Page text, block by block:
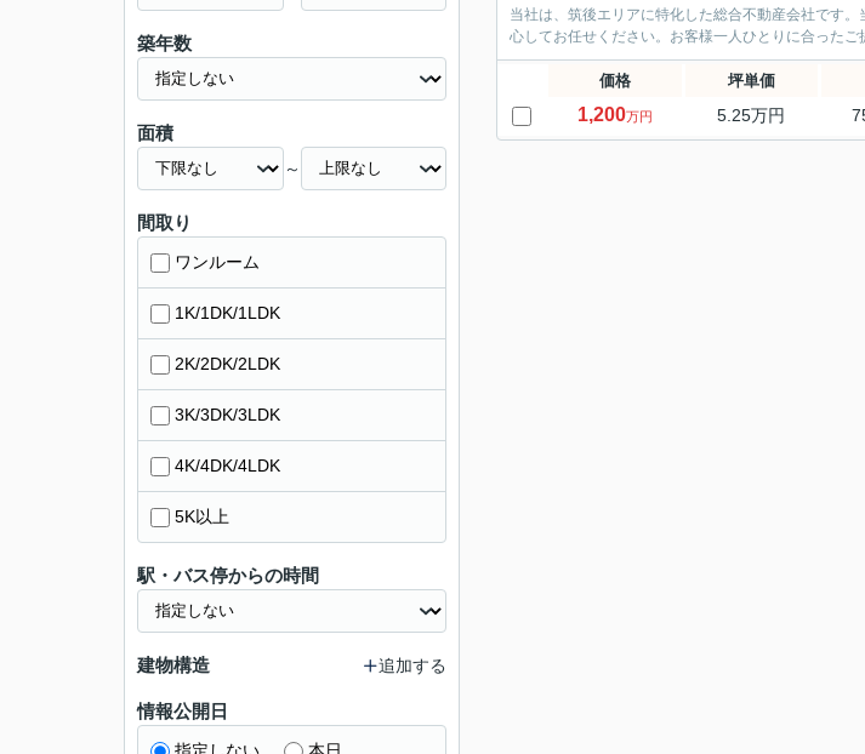
当社は、筑後エリアに特化した総合不動産会社です
心してお任せください。お客様一人ひとりに合ったご
価格 坪単価
1,200万円 5.25万円
築年数
面積
～
間取り
ワンルーム
1K/1DK/1LDK
2K/2DK/2LDK
3K/3DK/3LDK
4K/4DK/4LDK
5K以上
駅・バス停からの時間
建物構造 追加する
情報公開日